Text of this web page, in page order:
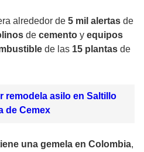
alrededor de 5 mil alertas de
de cemento y equipos
de las 15 plantas de
remodela asilo en Saltillo
de Cemex
una gemela en Colombia,